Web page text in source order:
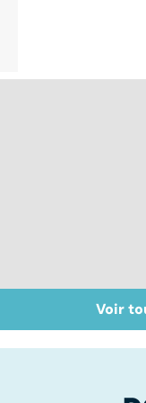
Covid-19 : tout
sur la maladie
Voir